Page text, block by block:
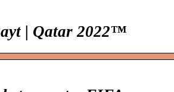
| Qatar 2022™